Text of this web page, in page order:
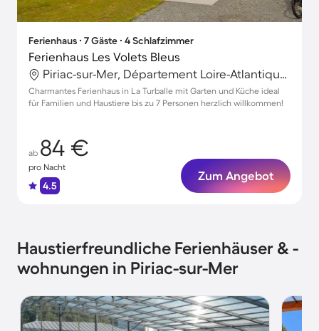
Ferienhaus ∙ 7 Gäste ∙ 4 Schlafzimmer
Ferienhaus Les Volets Bleus
Piriac-sur-Mer, Département Loire-Atlantique, Frankreich
Charmantes Ferienhaus in La Turballe mit Garten und Küche ideal
für Familien und Haustiere bis zu 7 Personen herzlich willkommen!
ab 84 €
pro Nacht
4.5
Zum Angebot
Haustierfreundliche Ferienhäuser & -
wohnungen in Piriac-sur-Mer